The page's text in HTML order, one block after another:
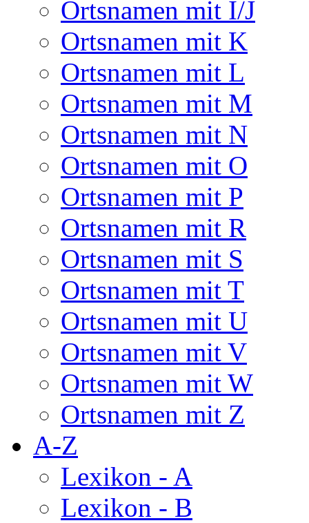
Ortsnamen mit I/J
Ortsnamen mit K
Ortsnamen mit L
Ortsnamen mit M
Ortsnamen mit N
Ortsnamen mit O
Ortsnamen mit P
Ortsnamen mit R
Ortsnamen mit S
Ortsnamen mit T
Ortsnamen mit U
Ortsnamen mit V
Ortsnamen mit W
Ortsnamen mit Z
A-Z
Lexikon - A
Lexikon - B